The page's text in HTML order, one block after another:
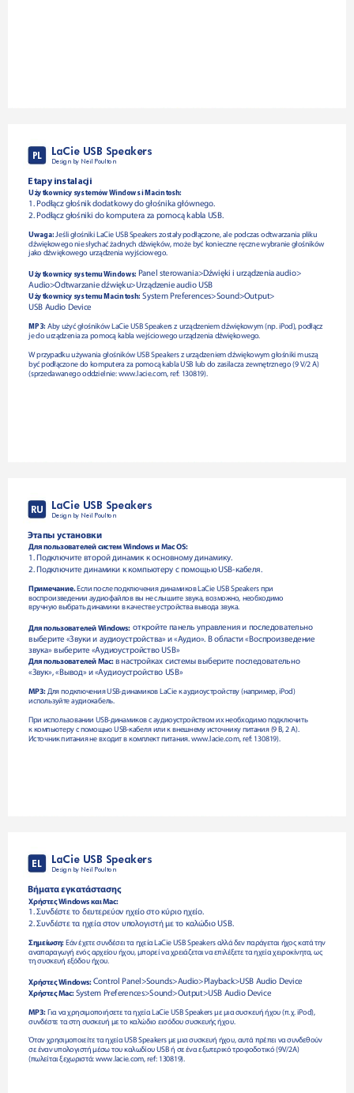
LaCie USB Speakers
PL
Design by Neil Poulton
Etapy instalacji
Użytkownicy systemów Windows i Macintosh:
1. Podłącz głośnik dodatkowy do głośnika głównego.
2. Podłącz głośniki do komputera za pomocą kabla USB.
Uwaga: Jeśli głośniki LaCie USB Speakers zostały podłączone, ale podczas odtwarzania pliku
dźwiękowego nie słychać żadnych dźwięków, może być konieczne ręczne wybranie głośników
jako dźwiękowego urządzenia wyjściowego.
Użytkownicy systemu Windows: Panel sterowania>Dźwięki i urządzenia audio>
Audio>Odtwarzanie dźwięku>Urządzenie audio USB
Użytkownicy systemu Macintosh: System Preferences>Sound>Output>
USB Audio Device
MP3: Aby użyć głośników LaCie USB Speakers z urządzeniem dźwiękowym (np. iPod), podłącz
je do urządzenia za pomocą kabla wejściowego urządzenia dźwiękowego.
W przypadku używania głośników USB Speakers z urządzeniem dźwiękowym głośniki muszą
być podłączone do komputera za pomocą kabla USB lub do zasilacza zewnętrznego (9V/2A)
(sprzedawanego oddzielnie: www.lacie.com, ref: 130819).
LaCie USB Speakers
RU
Design by Neil Poulton
Этапы установки
Для пользователей систем Windows и Mac OS:
1. Подключите второй динамик к основному динамику.
2. Подключите динамики к компьютеру с помощью USB-кабеля.
Примечание. Если после подключения динамиков LaCie USB Speakers при
воспроизведении аудиофайлов вы не слышите звука, возможно, необходимо
вручную выбрать динамики в качестве устройства вывода звука.
Для пользователей Windows: откройте панель управления и последовательно
выберите «Звуки и аудиоустройства» и «Аудио». В области «Воспроизведение
звука» выберите «Аудиоустройство USB»
Для пользователей Mac: в настройках системы выберите последовательно
«Звук», «Вывод» и «Аудиоустройство USB»
MP3: Для подключения USB-динамиков LaCie к аудиоустройству (например, iPod)
используйте аудиокабель.
При использовании USB-динамиков с аудиоустройством их необходимо подключить
к компьютеру с помощью USB-кабеля или к внешнему источнику питания (9В, 2А).
Источник питания не входит в комплект питания. www.lacie.com, ref: 130819).
LaCie USB Speakers
EL
Design by Neil Poulton
Βήματα εγκατάστασης
Χρήστες Windows και Mac:
1. Συνδέστε το δευτερεύον ηχείο στο κύριο ηχείο.
2. Συνδέστε τα ηχεία στον υπολογιστή με το καλώδιο USB.
Σημείωση: Εάν έχετε συνδέσει τα ηχεία LaCie USB Speakers αλλά δεν παράγεται ήχος κατά την
αναπαραγωγή ενός αρχείου ήχου, μπορεί να χρειάζεται να επιλέξετε τα ηχεία χειροκίνητα, ως
τη συσκευή εξόδου ήχου.
Χρήστες Windows: Control Panel>Sounds>Audio>Playback>USB Audio Device
Χρήστες Mac: System Preferences>Sound>Output>USB Audio Device
MP3: Για να χρησιμοποιήσετε τα ηχεία LaCie USB Speakers με μια συσκευή ήχου (π.χ. iPod),
συνδέστε τα στη συσκευή με το καλώδιο εισόδου συσκευής ήχου.
Όταν χρησιμοποιείτε τα ηχεία USB Speakers με μια συσκευή ήχου, αυτά πρέπει να συνδεθούν
σε έναν υπολογιστή μέσω του καλωδίου USB ή σε ένα εξωτερικό τροφοδοτικό (9V/2A)
(πωλείται ξεχωριστά: www.lacie.com, ref: 130819).